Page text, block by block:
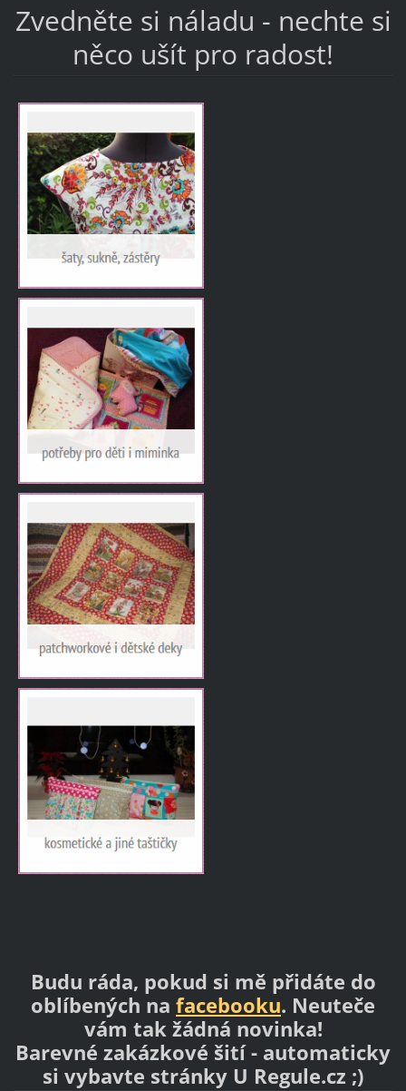
Zvedněte si náladu - nechte si
něco ušít pro radost!
Budu ráda, pokud si mě přidáte do
oblíbených na facebooku. Neuteče
vám tak žádná novinka!
Barevné zakázkové šití- automaticky
si vybavte stránky U Regule.cz ;)